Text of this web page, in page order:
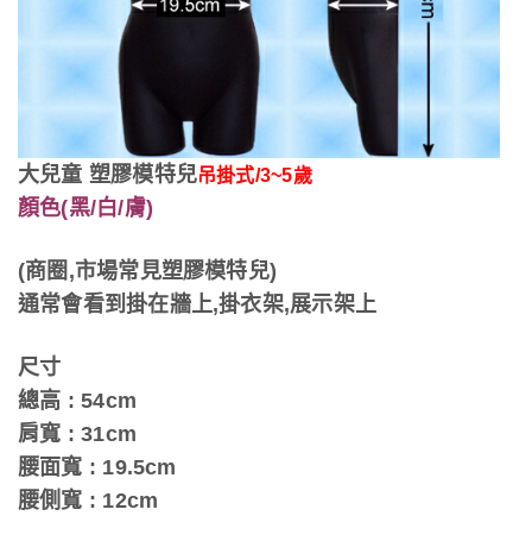
大兒童 塑膠模特兒吊掛式/3~5歲
顏色(黑/白/膚)
(商圈,市場常見塑膠模特兒)
通常會看到掛在牆上,掛衣架,展示架上
尺寸
總高 : 54cm
肩寬 : 31cm
腰面寬 : 19.5cm
腰側寬 : 12cm